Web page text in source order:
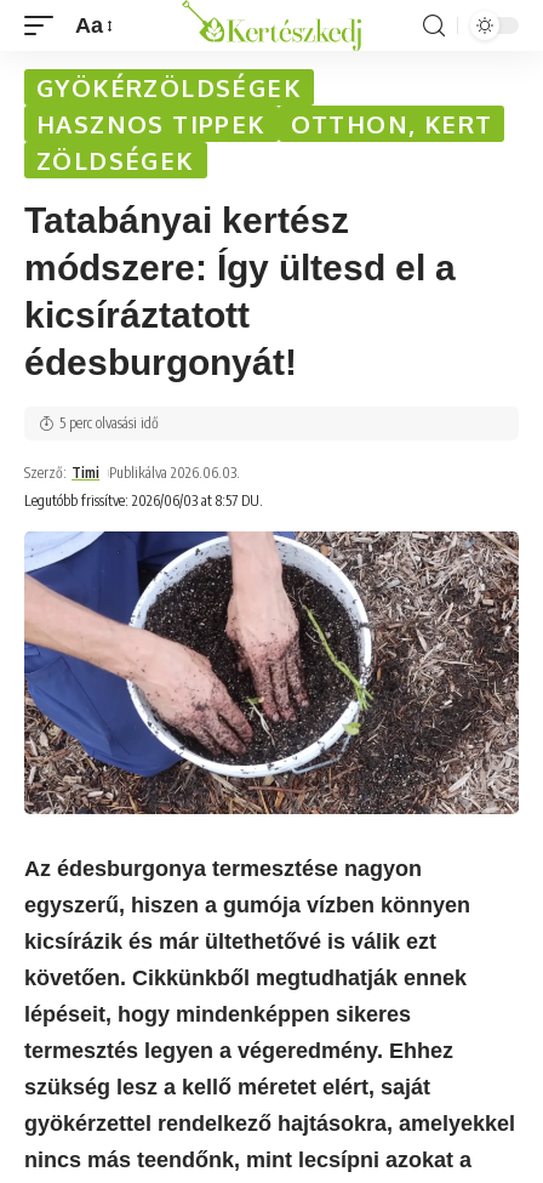
Aa
GYÖKÉRZÖLDSÉGEK
HASZNOS TIPPEK
OTTHON, KERT
ZÖLDSÉGEK
Tatabányai kertész
módszere: Így ültesd el a
kicsíráztatott
édesburgonyát!
Legutóbb frissítve: 2026/06/03 at 8:57 DU.
Szerző: Timi Publikálva 2026.06.03.
5 perc olvasási idő
Az édesburgonya termesztése nagyon
egyszerű, hiszen a gumója vízben könnyen
kicsírázik és már ültethetővé is válik ezt
követően. Cikkünkből megtudhatják ennek
lépéseit, hogy mindenképpen sikeres
termesztés legyen a végeredmény. Ehhez
szükség lesz a kellő méretet elért, saját
gyökérzettel rendelkező hajtásokra, amelyekkel
nincs más teendőnk, mint lecsípni azokat a